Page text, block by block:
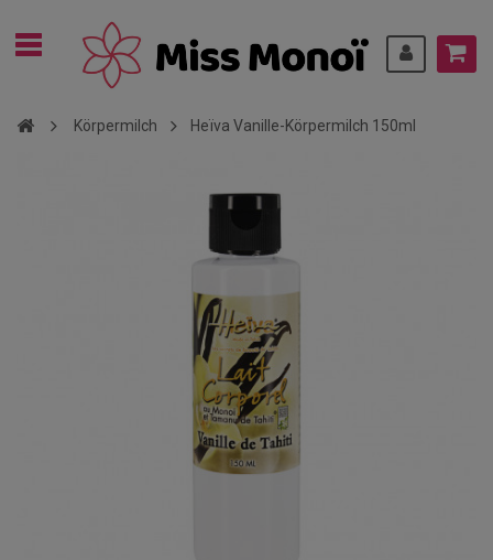
Körpermilch Heïva Vanille-Körpermilch 150ml